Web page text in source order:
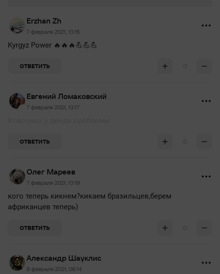
Erzhan Zh
7 февраля 2021, 13:15
Kyrgyz Power 🔥🔥🔥💪💪💪
ОТВЕТИТЬ
Евгений Ломаковский
7 февраля 2021, 13:17
ОТВЕТИТЬ
Олег Мареев
7 февраля 2021, 13:19
кого теперь кикнем?кикаем бразильцев,берем
африканцев теперь)
ОТВЕТИТЬ
Александр Шауклис
8 февраля 2021, 06:14